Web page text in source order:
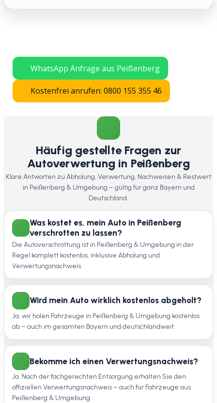
WhatsApp Anfrage aus Peißenberg
Kostenfrei anrufen: 0800 155 355 46
Häufig gestellte Fragen zur
Autoverwertung in Peißenberg
Klare Antworten zu Abholung, Verwertung, Nachweisen & Restwert
in Peißenberg & Umgebung – gültig für ganz Bayern und
Deutschland.
Was kostet es, mein Auto in Peißenberg
verschrotten zu lassen?
Die Autoverschrottung ist in Peißenberg & Umgebung in der
Regel komplett kostenlos, inklusive Abholung und
Verwertungsnachweis.
Wird mein Auto wirklich kostenlos abgeholt?
Ja, wir holen Fahrzeuge in Peißenberg & Umgebung kostenlos
ab – auch im gesamten Bayern und deutschlandweit.
Bekomme ich einen Verwertungsnachweis?
Ja. Nach der fachgerechten Entsorgung erhalten Sie den
offiziellen Verwertungsnachweis – auch für Fahrzeuge aus
Peißenberg & Umgebung.